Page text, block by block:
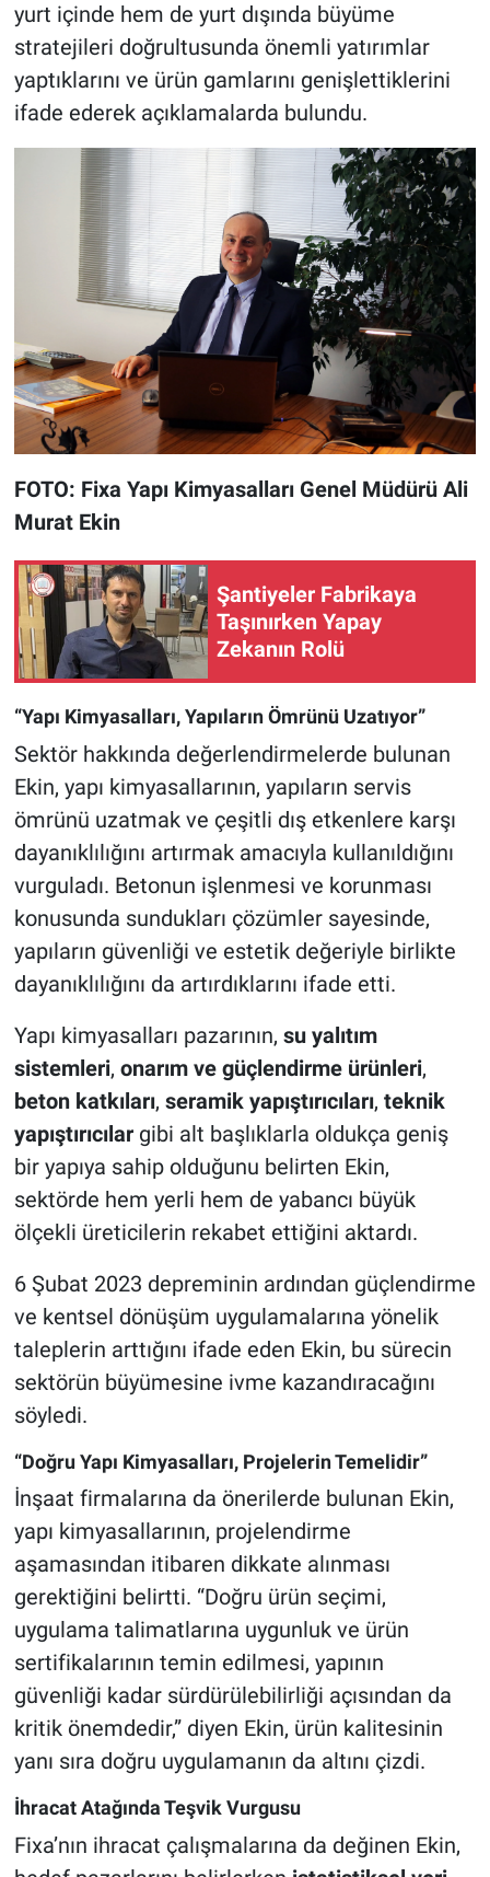
yurt içinde hem de yurt dışında büyüme
stratejileri doğrultusunda önemli yatırımlar
yaptıklarını ve ürün gamlarını genişlettiklerini
ifade ederek açıklamalarda bulundu.
FOTO: Fixa Yapı Kimyasalları Genel Müdürü Ali
Murat Ekin
Şantiyeler Fabrikaya
Taşınırken Yapay
Zekanın Rolü
“Yapı Kimyasalları, Yapıların Ömrünü Uzatıyor”
Sektör hakkında değerlendirmelerde bulunan
Ekin, yapı kimyasallarının, yapıların servis
ömrünü uzatmak ve çeşitli dış etkenlere karşı
dayanıklılığını artırmak amacıyla kullanıldığını
vurguladı. Betonun işlenmesi ve korunması
konusunda sundukları çözümler sayesinde,
yapıların güvenliği ve estetik değeriyle birlikte
dayanıklılığını da artırdıklarını ifade etti.
Yapı kimyasalları pazarının, su yalıtım
sistemleri, onarım ve güçlendirme ürünleri,
beton katkıları, seramik yapıştırıcıları, teknik
yapıştırıcılargibi alt başlıklarla oldukça geniş
bir yapıya sahip olduğunu belirten Ekin,
sektörde hem yerli hem de yabancı büyük
ölçekli üreticilerin rekabet ettiğini aktardı.
6 Şubat 2023 depreminin ardından güçlendirme
ve kentsel dönüşüm uygulamalarına yönelik
taleplerin arttığını ifade eden Ekin, bu sürecin
sektörün büyümesine ivme kazandıracağını
söyledi.
“Doğru Yapı Kimyasalları, Projelerin Temelidir”
İnşaat firmalarına da önerilerde bulunan Ekin,
yapı kimyasallarının, projelendirme
aşamasından itibaren dikkate alınması
gerektiğini belirtti. “Doğru ürün seçimi,
uygulama talimatlarına uygunluk ve ürün
sertifikalarının temin edilmesi, yapının
güvenliği kadar sürdürülebilirliği açısından da
kritik önemdedir,” diyen Ekin, ürün kalitesinin
yanı sıra doğru uygulamanın da altını çizdi.
İhracat Atağında Teşvik Vurgusu
Fixa’nın ihracat çalışmalarına da değinen Ekin,